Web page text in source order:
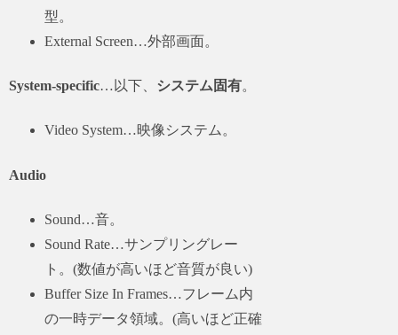
型。
External Screen…外部画面。
System-specific…以下、 システム固有。
Video System…映像システム。
Audio
Sound…音。
Sound Rate…サンプリングレー
ト。(数値が高いほど音質が良い)
Buffer Size In Frames…フレーム内
の一時データ領域。(高いほど正確